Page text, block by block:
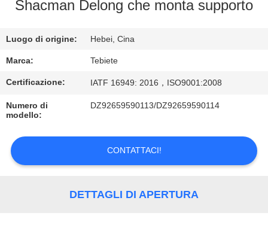
CONTROLLO
QUALITÀ
CONTATTICI
NOTIZIE
CASI
Shacman Delong che monta supporto
Luogo di origine: Hebei, Cina
Marca: Tebiete
Certificazione: IATF 16949: 2016，ISO9001:2008
Numero di
modello:
DZ92659590113/DZ92659590114
CONTATTACI!
DETTAGLI DI APERTURA